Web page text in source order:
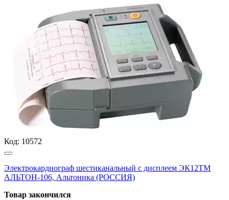
Код: 10572
Электрокардиограф шестиканальный с дисплеем ЭК12ТМ
АЛЬТОН-106, Альтоника (РОССИЯ)
Товар закончился